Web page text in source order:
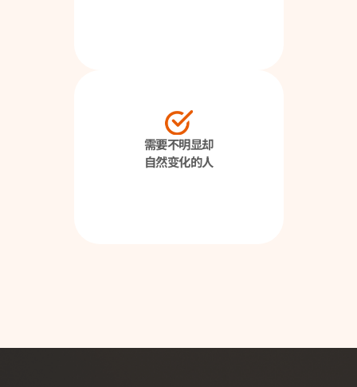
需要不明显却
自然变化的人